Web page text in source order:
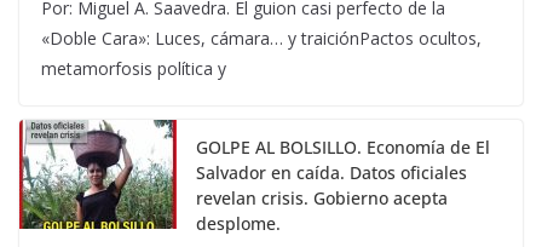
Por: Miguel A. Saavedra. El guion casi perfecto de la
«Doble Cara»: Luces, cámara… y traiciónPactos ocultos,
metamorfosis política y
GOLPE AL BOLSILLO. Economía de El
Salvador en caída. Datos oficiales
revelan crisis. Gobierno acepta
desplome.